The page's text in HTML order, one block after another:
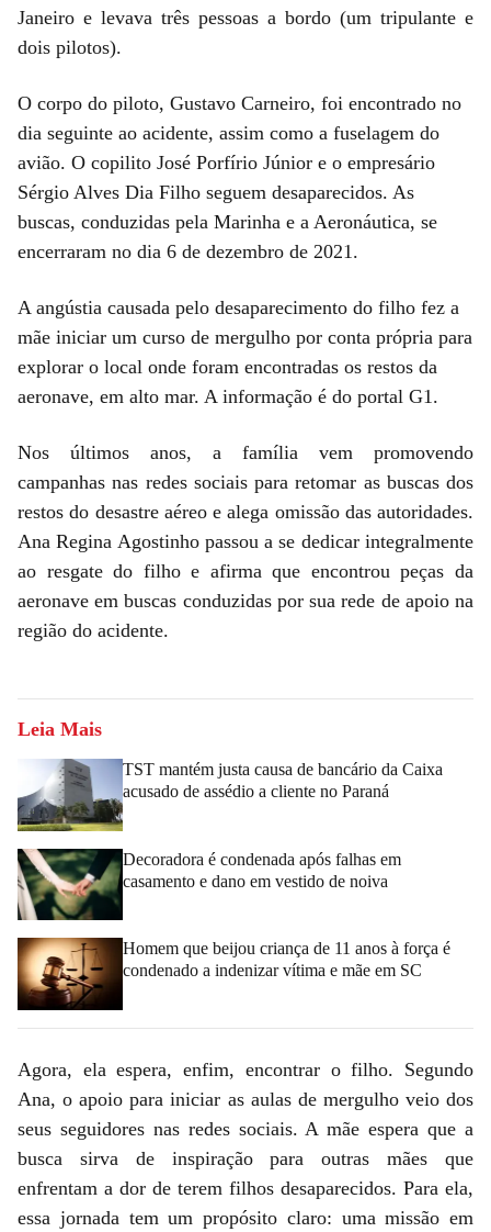
Janeiro e levava três pessoas a bordo (um tripulante e
dois pilotos).
O corpo do piloto, Gustavo Carneiro, foi encontrado no
dia seguinte ao acidente, assim como a fuselagem do
avião. O copilito José Porfírio Júnior e o empresário
Sérgio Alves Dia Filho seguem desaparecidos. As
buscas, conduzidas pela Marinha e a Aeronáutica, se
encerraram no dia 6 de dezembro de 2021.
A angústia causada pelo desaparecimento do filho fez a
mãe iniciar um curso de mergulho por conta própria para
explorar o local onde foram encontradas os restos da
aeronave, em alto mar. A informação é do portal G1.
Nos últimos anos, a família vem promovendo
campanhas nas redes sociais para retomar as buscas dos
restos do desastre aéreo e alega omissão das autoridades.
Ana Regina Agostinho passou a se dedicar integralmente
ao resgate do filho e afirma que encontrou peças da
aeronave em buscas conduzidas por sua rede de apoio na
região do acidente.
Leia Mais
TST mantém justa causa de bancário da Caixa
acusado de assédio a cliente no Paraná
Decoradora é condenada após falhas em
casamento e dano em vestido de noiva
Homem que beijou criança de 11 anos à força é
condenado a indenizar vítima e mãe em SC
Agora, ela espera, enfim, encontrar o filho. Segundo
Ana, o apoio para iniciar as aulas de mergulho veio dos
seus seguidores nas redes sociais. A mãe espera que a
busca sirva de inspiração para outras mães que
enfrentam a dor de terem filhos desaparecidos. Para ela,
essa jornada tem um propósito claro: uma missão em